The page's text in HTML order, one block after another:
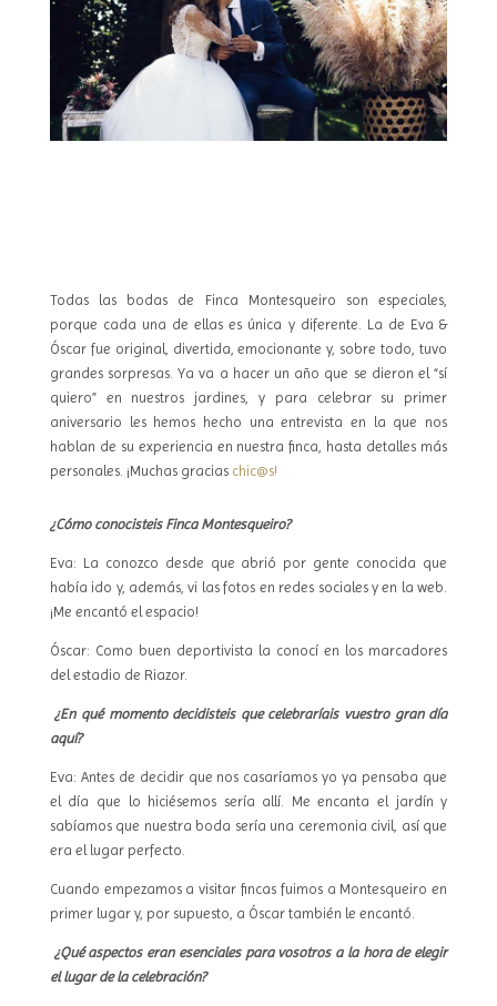
Todas las bodas de Finca Montesqueiro son especiales,
porque cada una de ellas es única y diferente. La de Eva &
Óscar fue original, divertida, emocionante y, sobre todo, tuvo
grandes sorpresas. Ya va a hacer un año que se dieron el “sí
quiero” en nuestros jardines, y para celebrar su primer
aniversario les hemos hecho una entrevista en la que nos
hablan de su experiencia en nuestra finca, hasta detalles más
personales. ¡Muchas gracias chic@s!
¿Cómo conocisteis Finca Montesqueiro?
Eva: La conozco desde que abrió por gente conocida que
había ido y, además, vi las fotos en redes sociales y en la web.
¡Me encantó el espacio!
Óscar: Como buen deportivista la conocí en los marcadores
del estadio de Riazor.
¿En qué momento decidisteis que celebraríais vuestro gran día
aquí?
Eva: Antes de decidir que nos casaríamos yo ya pensaba que
el día que lo hiciésemos sería allí. Me encanta el jardín y
sabíamos que nuestra boda sería una ceremonia civil, así que
era el lugar perfecto.
Cuando empezamos a visitar fincas fuimos a Montesqueiro en
primer lugar y, por supuesto, a Óscar también le encantó.
¿Qué aspectos eran esenciales para vosotros a la hora de elegir
el lugar de la celebración?